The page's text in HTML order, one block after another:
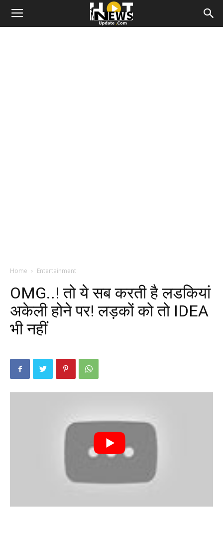
Home Entertainment
OMG..! तो ये सब करती है लडकियां
अकेली होने पर! लड़कों को तो IDEA
भी नहीं